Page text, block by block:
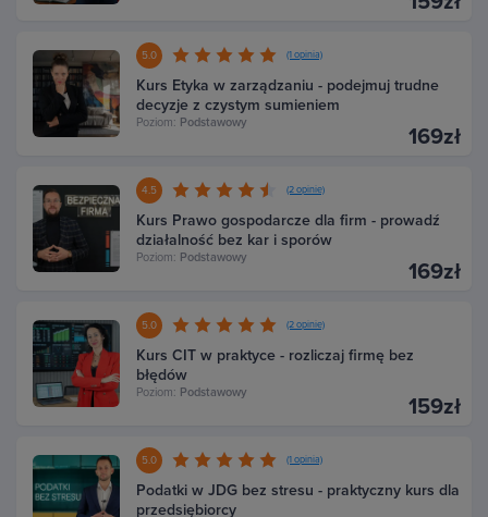
5.0 (1 opinia)
Kurs Etyka w zarządzaniu - podejmuj trudne
decyzje z czystym sumieniem
Poziom: Podstawowy
169zł
4.5 (2 opinie)
Kurs Prawo gospodarcze dla firm - prowadź
działalność bez kar i sporów
Poziom: Podstawowy
169zł
5.0 (2 opinie)
Kurs CIT w praktyce - rozliczaj firmę bez
błędów
Poziom: Podstawowy
159zł
5.0 (1 opinia)
Podatki w JDG bez stresu - praktyczny kurs dla
przedsiębiorcy